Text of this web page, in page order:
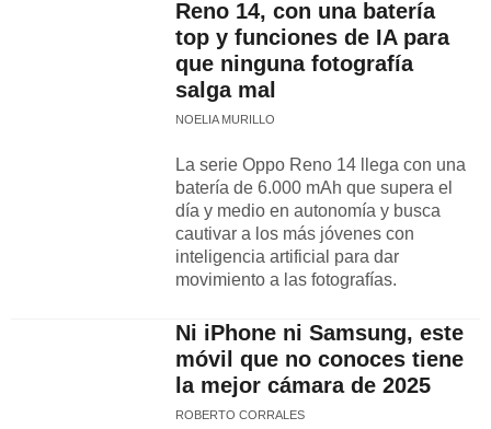
Reno 14, con una batería
top y funciones de IA para
que ninguna fotografía
salga mal
NOELIA MURILLO
La serie Oppo Reno 14 llega con una
batería de 6.000 mAh que supera el
día y medio en autonomía y busca
cautivar a los más jóvenes con
inteligencia artificial para dar
movimiento a las fotografías.
Ni iPhone ni Samsung, este
móvil que no conoces tiene
la mejor cámara de 2025
ROBERTO CORRALES